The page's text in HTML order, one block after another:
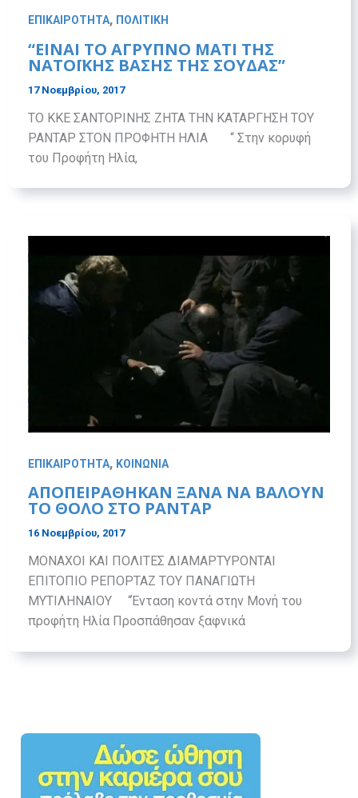
ΕΠΙΚΑΙΡΟΤΗΤΑ, ΠΟΛΙΤΙΚΗ
“ΕΙΝΑΙ ΤΟ ΑΓΡΥΠΝΟ ΜΑΤΙ ΤΗΣ
ΝΑΤΟΪΚΗΣ ΒΑΣΗΣ ΤΗΣ ΣΟΥΔΑΣ”
17 Νοεμβρίου, 2017
ΤΟ ΚΚΕ ΣΑΝΤΟΡΙΝΗΣ ΖΗΤΑ ΤΗΝ ΚΑΤΑΡΓΗΣΗ ΤΟΥ
ΡΑΝΤΑΡ ΣΤΟΝ ΠΡΟΦΗΤΗ ΗΛΙΑ “ Στην κορυφή
του Προφήτη Ηλία,
ΕΠΙΚΑΙΡΟΤΗΤΑ, ΚΟΙΝΩΝΙΑ
ΑΠΟΠΕΙΡΑΘΗΚΑΝ ΞΑΝΑ ΝΑ ΒΑΛΟΥΝ
ΤΟ ΘΟΛΟ ΣΤΟ ΡΑΝΤΑΡ
16 Νοεμβρίου, 2017
ΜΟΝΑΧΟΙ ΚΑΙ ΠΟΛΙΤΕΣ ΔΙΑΜΑΡΤΥΡΟΝΤΑΙ
ΕΠΙΤΟΠΙΟ ΡΕΠΟΡΤΑΖ ΤΟΥ ΠΑΝΑΓΙΩΤΗ
ΜΥΤΙΛΗΝΑΙΟΥ “Ένταση κοντά στην Μονή του
προφήτη Ηλία Προσπάθησαν ξαφνικά